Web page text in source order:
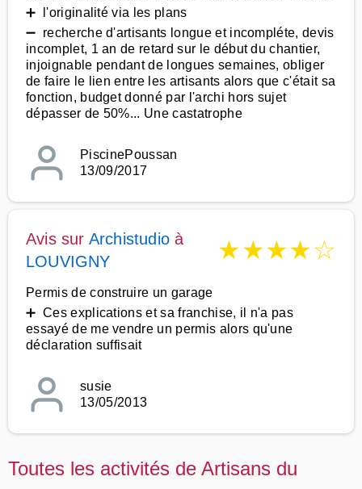
➕ l'originalité via les plans
➖ recherche d'artisants longue et incompléte, devis
incomplet, 1 an de retard sur le début du chantier,
injoignable pendant de longues semaines, obliger
de faire le lien entre les artisants alors que c'était sa
fonction, budget donné par l'archi hors sujet
dépasser de 50%... Une castatrophe
PiscinePoussan
13/09/2017
Avis sur Archistudio à
LOUVIGNY
★★★★☆
Permis de construire un garage
➕ Ces explications et sa franchise, il n'a pas
essayé de me vendre un permis alors qu'une
déclaration suffisait
susie
13/05/2013
Toutes les activités de Artisans du